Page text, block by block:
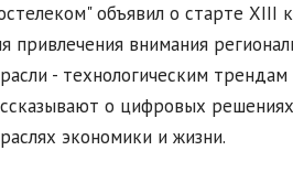
объявил о старте
привлечения внимания
- технологическим
о цифровых
экономики и жизни.